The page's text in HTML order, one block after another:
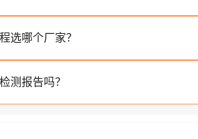
选哪个厂家？
测报告吗？